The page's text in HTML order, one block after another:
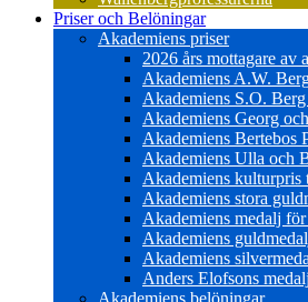
Priser och Belöningar
Akademiens priser
2026 års mottagare av
Akademiens A.W.
Akademiens S.O.
Akademiens Georg
Akademiens Bertebos
Akademiens Ulla och
Akademiens
Akademiens stora
Akademiens medalj
Akademiens
Akademiens
Anders Elofsons medalj
Akademiens belöningar